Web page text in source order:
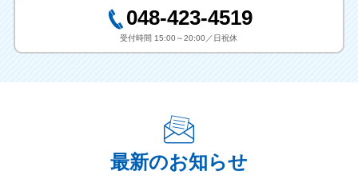
048-423-4519
受付時間 15:00～20:00／日祝休
最新のお知らせ